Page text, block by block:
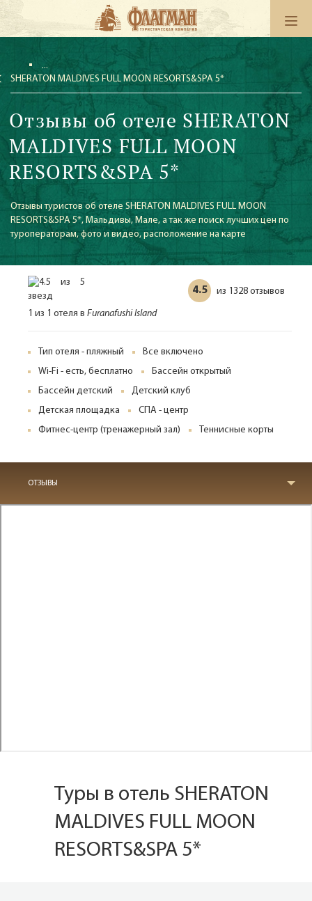
SHERATON MALDIVES FULL MOON RESORTS&SPA 5*
Отзывы об отеле SHERATON
MALDIVES FULL MOON
RESORTS&SPA 5*
Отзывы туристов об отеле SHERATON MALDIVES FULL MOON
RESORTS&SPA 5*, Мальдивы, Мале, а так же поиск лучших цен по
туроператорам, фото и видео, расположение на карте
4.5 из 1328 отзывов
1 из 1 отеля в Furanafushi Island
Тип отеля - пляжный
Все включено
Wi-Fi - есть, бесплатно
Бассейн открытый
Бассейн детский
Детский клуб
Детская площадка
СПА - центр
Фитнес-центр (тренажерный зал)
Теннисные корты
ОТЗЫВЫ
Туры в отель SHERATON
MALDIVES FULL MOON
RESORTS&SPA 5*